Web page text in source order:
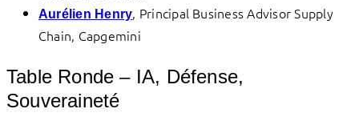
Aurélien Henry, Principal Business Advisor Supply
Chain, Capgemini
Table Ronde – IA, Défense,
Souveraineté